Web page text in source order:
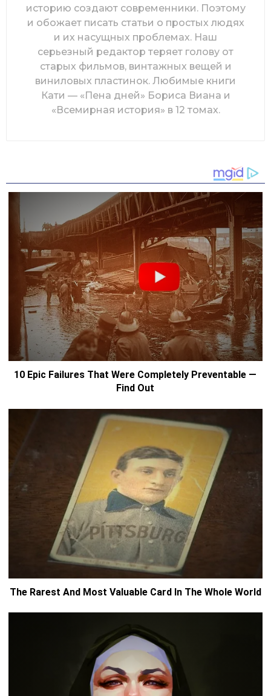
историю создают современники. Поэтому
и обожает писать статьи о простых людях
и их насущных проблемах. Наш
серьезный редактор теряет голову от
старых фильмов, винтажных вещей и
виниловых пластинок. Любимые книги
Кати — «Пена дней» Бориса Виана и
«Всемирная история» в 12 томах.